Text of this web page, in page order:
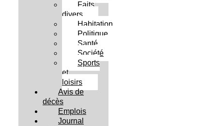
Faits
divers
Habitation
Politique
Santé
Société
Sports
et
loisirs
Avis de
décès
Emplois
Journal